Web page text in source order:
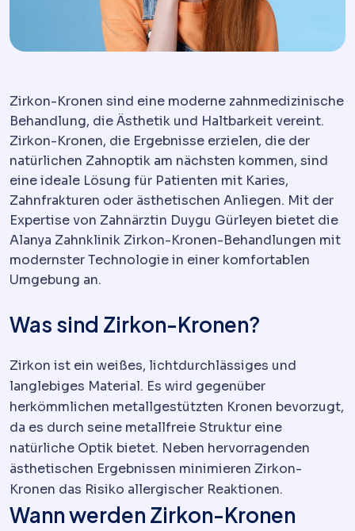
Zirkon-Kronen sind eine moderne zahnmedizinische
Behandlung, die Ästhetik und Haltbarkeit vereint.
Zirkon-Kronen, die Ergebnisse erzielen, die der
natürlichen Zahnoptik am nächsten kommen, sind
eine ideale Lösung für Patienten mit Karies,
Zahnfrakturen oder ästhetischen Anliegen. Mit der
Expertise von Zahnärztin Duygu Gürleyen bietet die
Alanya Zahnklinik Zirkon-Kronen-Behandlungen mit
modernster Technologie in einer komfortablen
Umgebung an.
Was sind Zirkon-Kronen?
Zirkon ist ein weißes, lichtdurchlässiges und
langlebiges Material. Es wird gegenüber
herkömmlichen metallgestützten Kronen bevorzugt,
da es durch seine metallfreie Struktur eine
natürliche Optik bietet. Neben hervorragenden
ästhetischen Ergebnissen minimieren Zirkon-
Kronen das Risiko allergischer Reaktionen.
Wann werden Zirkon-Kronen